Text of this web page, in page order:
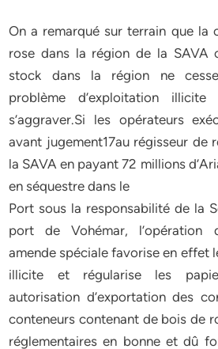
On a remarqué sur terrain que la
rose dans la région de la SAVA
stock dans la région ne
problème d’exploitation
s’aggraver.Si les opérateurs
avant jugement17au régisseur de
la SAVA en payant 72 millions
en séquestre dans le
Port sous la responsabilité de la
port de Vohémar, l’opération
amende spéciale favorise en effet
illicite et régularise les
autorisation d’exportation des
conteneurs contenant de bois de
réglementaires en bonne et dû